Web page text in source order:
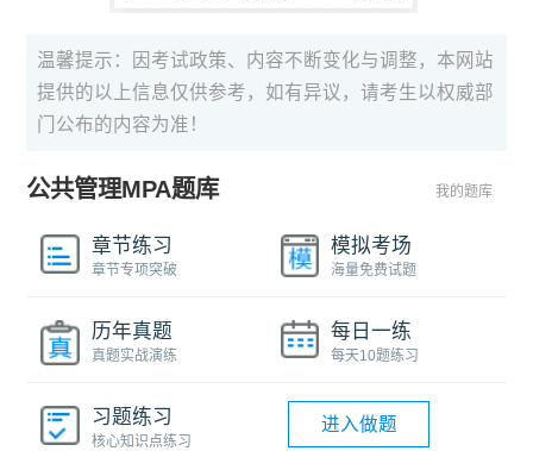
温馨提示：因考试政策、内容不断变化与调整，本网站
提供的以上信息仅供参考，如有异议，请考生以权威部
门公布的内容为准！
公共管理MPA题库 我的题库
章节练习
章节专项突破
模拟考场
海量免费试题
历年真题
真题实战演练
每日一练
每天10题练习
习题练习
核心知识点练习
进入做题